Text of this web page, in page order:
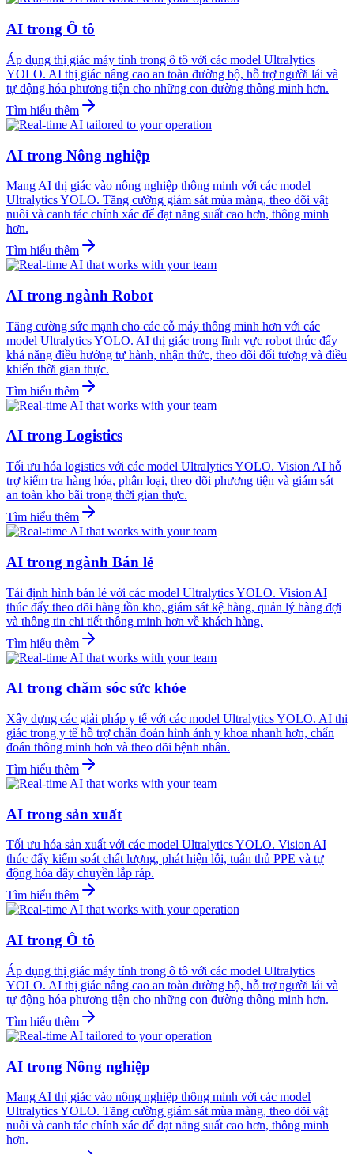
AI trong Ô tô
Áp dụng thị giác máy tính trong ô tô với các model Ultralytics
YOLO. AI thị giác nâng cao an toàn đường bộ, hỗ trợ người lái và
tự động hóa phương tiện cho những con đường thông minh hơn.
Tìm hiểu thêm
AI trong Nông nghiệp
Mang AI thị giác vào nông nghiệp thông minh với các model
Ultralytics YOLO. Tăng cường giám sát mùa màng, theo dõi vật
nuôi và canh tác chính xác để đạt năng suất cao hơn, thông minh
hơn.
Tìm hiểu thêm
AI trong ngành Robot
Tăng cường sức mạnh cho các cỗ máy thông minh hơn với các
model Ultralytics YOLO. AI thị giác trong lĩnh vực robot thúc đẩy
khả năng điều hướng tự hành, nhận thức, theo dõi đối tượng và điều
khiển thời gian thực.
Tìm hiểu thêm
AI trong Logistics
Tối ưu hóa logistics với các model Ultralytics YOLO. Vision AI hỗ
trợ kiểm tra hàng hóa, phân loại, theo dõi phương tiện và giám sát
an toàn kho bãi trong thời gian thực.
Tìm hiểu thêm
AI trong ngành Bán lẻ
Tái định hình bán lẻ với các model Ultralytics YOLO. Vision AI
thúc đẩy theo dõi hàng tồn kho, giám sát kệ hàng, quản lý hàng đợi
và thông tin chi tiết thông minh hơn về khách hàng.
Tìm hiểu thêm
AI trong chăm sóc sức khỏe
Xây dựng các giải pháp y tế với các model Ultralytics YOLO. AI thị
giác trong y tế hỗ trợ chẩn đoán hình ảnh y khoa nhanh hơn, chẩn
đoán thông minh hơn và theo dõi bệnh nhân.
Tìm hiểu thêm
AI trong sản xuất
Tối ưu hóa sản xuất với các model Ultralytics YOLO. Vision AI
thúc đẩy kiểm soát chất lượng, phát hiện lỗi, tuân thủ PPE và tự
động hóa dây chuyền lắp ráp.
Tìm hiểu thêm
AI trong Ô tô
Áp dụng thị giác máy tính trong ô tô với các model Ultralytics
YOLO. AI thị giác nâng cao an toàn đường bộ, hỗ trợ người lái và
tự động hóa phương tiện cho những con đường thông minh hơn.
Tìm hiểu thêm
AI trong Nông nghiệp
Mang AI thị giác vào nông nghiệp thông minh với các model
Ultralytics YOLO. Tăng cường giám sát mùa màng, theo dõi vật
nuôi và canh tác chính xác để đạt năng suất cao hơn, thông minh
hơn.